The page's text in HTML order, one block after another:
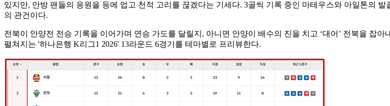
있지만, 안방 팬들의 응원을 등에 업고 천적 고리를 끊겠다는 기세다. 3골씩 기록 중인 마테우스와 아일톤의
의 관건이다.
전북이 안양전 전승 기록을 이어가며 연승 가도를 달릴지, 아니면 안양이 배수의 진을 치고 ‘대어’ 전북을 잡
펼쳐지는 '하나은행 K리그1 2026' 13라운드 6경기를 테마별로 프리뷰한다.